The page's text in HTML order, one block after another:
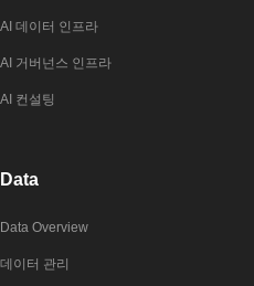
AI 데이터 인프라
AI 거버넌스 인프라
AI 컨설팅
Data
Data Overview
데이터 관리